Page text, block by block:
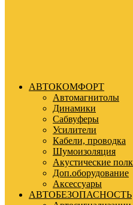
АВТОКОМФОРТ
Автомагнитолы
Динамики
Сабвуферы
Усилители
Кабели, проводка
Шумоизоляция
Акустические
Доп.оборудование
Аксессуары
АВТОБЕЗОПАСНОСТЬ